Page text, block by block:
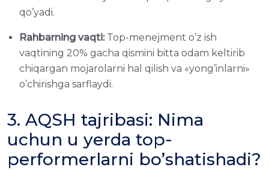
qo’yadi.
Rahbarning vaqti:Top-menejment o’z ish
vaqtining 20% gacha qismini bitta odam keltirib
chiqargan mojarolarni hal qilish va «yong’inlarni»
o’chirishga sarflaydi.
3. AQSH tajribasi: Nima
uchun u yerda top-
performerlarni bo’shatishadi?